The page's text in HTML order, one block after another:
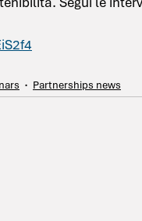
Partnerships news